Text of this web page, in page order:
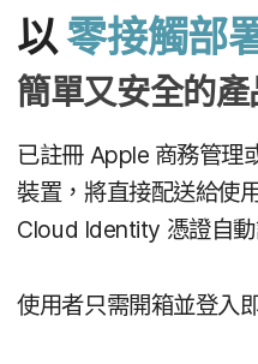
以零接觸部
簡單​又​安全​的​
已​註冊Apple 商務​管理​
裝置，​將​直接​配​送給​使
Cloud Identity 憑證​自
使用​者​只需​開箱​並​登入​